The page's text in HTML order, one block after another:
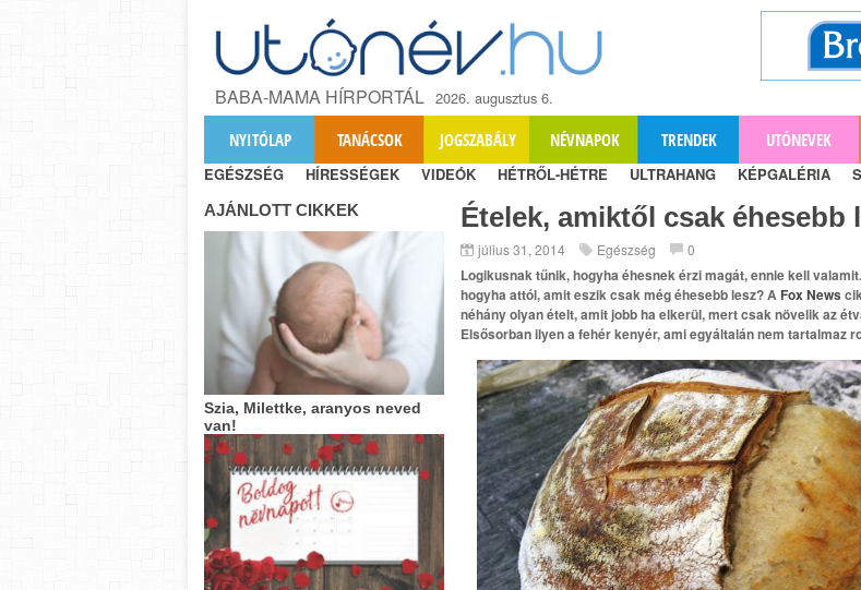
BABA-MAMA HÍRPORTÁL 2026. augusztus 6.
NYITÓLAP TANÁCSOK JOGSZABÁLY NÉVNAPOK TRENDEK UTÓNEVEK
EGÉSZSÉG HÍRESSÉGEK VIDEÓK HÉTRŐL-HÉTRE ULTRAHANG KÉPGALÉRIA
Ételek, amiktől csak éhesebb
július 31, 2014 Egészség 0
Logikusnak tűnik, hogyha éhesnek érzi magát, ennie kell
hogyha attól, amit eszik csak még éhesebb lesz? A Fox News
néhány olyan ételt, amit jobb ha elkerül, mert csak növelik az
Elsősorban ilyen a fehér kenyér, ami egyáltalán nem tartalmaz
AJÁNLOTT CIKKEK
Szia, Milettke, aranyos neved
van!